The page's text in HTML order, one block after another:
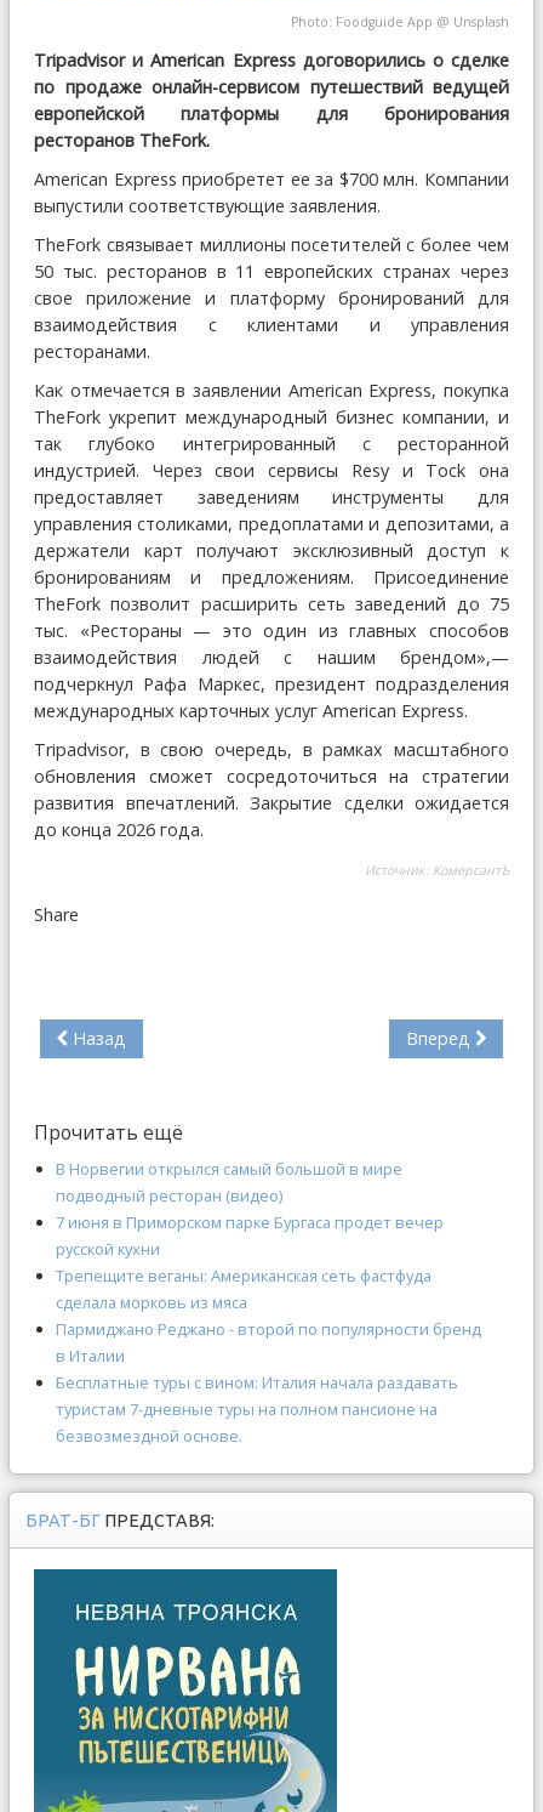
Photo: Foodguide App @ Unsplash
Tripadvisor и American Express договорились о сделке
по продаже онлайн-сервисом путешествий ведущей
европейской платформы для бронирования
ресторанов TheFork.
American Express приобретет ее за $700 млн. Компании
выпустили соответствующие заявления.
TheFork связывает миллионы посетителей с более чем
50 тыс. ресторанов в 11 европейских странах через
свое приложение и платформу бронирований для
взаимодействия с клиентами и управления
ресторанами.
Как отмечается в заявлении American Express, покупка
TheFork укрепит международный бизнес компании, и
так глубоко интегрированный с ресторанной
индустрией. Через свои сервисы Resy и Tock она
предоставляет заведениям инструменты для
управления столиками, предоплатами и депозитами, а
держатели карт получают эксклюзивный доступ к
бронированиям и предложениям. Присоединение
TheFork позволит расширить сеть заведений до 75
тыс. «Рестораны — это один из главных способов
взаимодействия людей с нашим брендом»,—
подчеркнул Рафа Маркес, президент подразделения
международных карточных услуг American Express.
Tripadvisor, в свою очередь, в рамках масштабного
обновления сможет сосредоточиться на стратегии
развития впечатлений. Закрытие сделки ожидается
до конца 2026 года.
Источник: КомерсантЪ
Share
Назад Вперед
Прочитать ещё
В Норвегии открылся самый большой в мире
подводный ресторан (видео)
7 июня в Приморском парке Бургаса продет вечер
русской кухни
Трепещите веганы: Американская сеть фастфуда
сделала морковь из мяса
Пармиджано Реджано - второй по популярности бренд
в Италии
Бесплатные туры с вином: Италия начала раздавать
туристам 7-дневные туры на полном пансионе на
безвозмездной основе.
БРАТ-БГ ПРЕДСТАВЯ: